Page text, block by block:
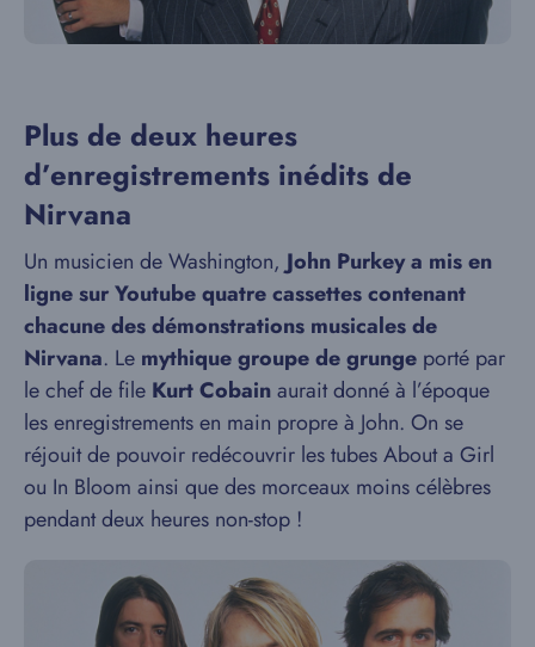
Plus de deux heures
d’enregistrements inédits de
Nirvana
Un musicien de Washington, John Purkey a mis en
ligne sur Youtube quatre cassettes contenant
chacune des démonstrations musicales de
Nirvana. Le mythique groupe de grunge porté par
le chef de file Kurt Cobainaurait donné à l’époque
les enregistrements en main propre à John. On se
réjouit de pouvoir redécouvrir les tubes About a Girl
ou In Bloom ainsi que des morceaux moins célèbres
pendant deux heures non-stop !